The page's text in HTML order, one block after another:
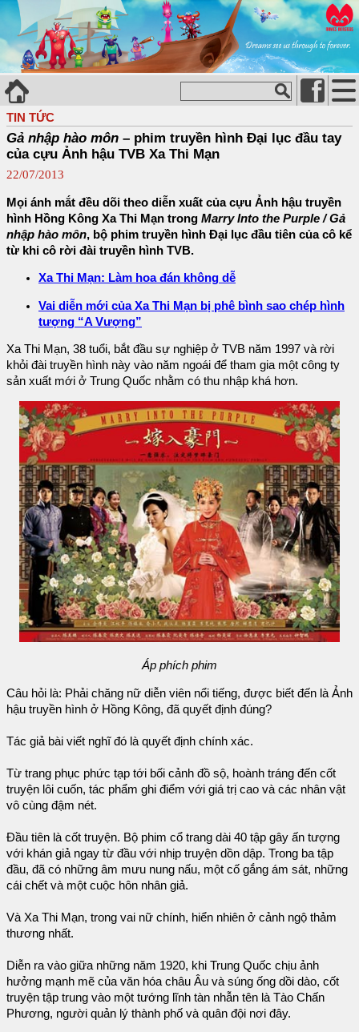
TIN TỨC
Gả nhập hào môn – phim truyền hình Đại lục đầu tay
của cựu Ảnh hậu TVB Xa Thi Mạn
22/07/2013
Mọi ánh mắt đều dõi theo diễn xuất của cựu Ảnh hậu truyền
hình Hồng Kông Xa Thi Mạn trong Marry Into the Purple / Gả
nhập hào môn, bộ phim truyền hình Đại lục đầu tiên của cô kể
từ khi cô rời đài truyền hình TVB.
Xa Thi Mạn: Làm hoa đán không dễ
Vai diễn mới của Xa Thi Mạn bị phê bình sao chép hình
tượng “A Vượng”
Xa Thi Mạn, 38 tuổi, bắt đầu sự nghiệp ở TVB năm 1997 và rời
khỏi đài truyền hình này vào năm ngoái để tham gia một công ty
sản xuất mới ở Trung Quốc nhằm có thu nhập khá hơn.
Áp phích phim
Câu hỏi là: Phải chăng nữ diễn viên nổi tiếng, được biết đến là Ảnh
hậu truyền hình ở Hồng Kông, đã quyết định đúng?
Tác giả bài viết nghĩ đó là quyết định chính xác.
Từ trang phục phức tạp tới bối cảnh đồ sộ, hoành tráng đến cốt
truyện lôi cuốn, tác phẩm ghi điểm với giá trị cao và các nhân vật
vô cùng đậm nét.
Đầu tiên là cốt truyện. Bộ phim cổ trang dài 40 tập gây ấn tượng
với khán giả ngay từ đầu với nhịp truyện dồn dập. Trong ba tập
đầu, đã có những âm mưu nung nấu, một cố gắng ám sát, những
cái chết và một cuộc hôn nhân giả.
Và Xa Thi Mạn, trong vai nữ chính, hiển nhiên ở cảnh ngộ thảm
thương nhất.
Diễn ra vào giữa những năm 1920, khi Trung Quốc chịu ảnh
hưởng mạnh mẽ của văn hóa châu Âu và súng ống dồi dào, cốt
truyện tập trung vào một tướng lĩnh tàn nhẫn tên là Tào Chấn
Phương, người quản lý thành phố và quân đội nơi đây.